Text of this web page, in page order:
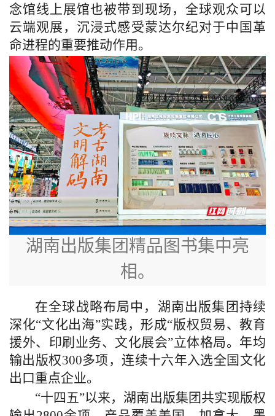
念馆线上展馆也被带到现场，全球观众可以
云端观展，沉浸式感受蒙达尔纪对于中国革
命进程的重要推动作用。
湖南出版集团精品图书集中亮
相。
在全球战略布局中，湖南出版集团持续
深化“文化出海”实践，形成“版权贸易、教育
援外、印刷业务、文化展会”立体格局。年均
输出版权300多项，连续十六年入选全国文化
出口重点企业。
“十四五”以来，湖南出版集团共实现版权